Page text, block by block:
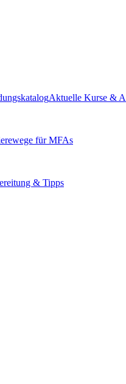
Aktuelle Kurse &
für MFAs
& Tipps